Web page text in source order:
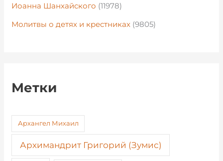
Иоанна Шанхайского (11978)
Молитвы о детях и крестниках (9805)
Метки
Архангел Михаил
Архимандрит Григорий (Зумис)